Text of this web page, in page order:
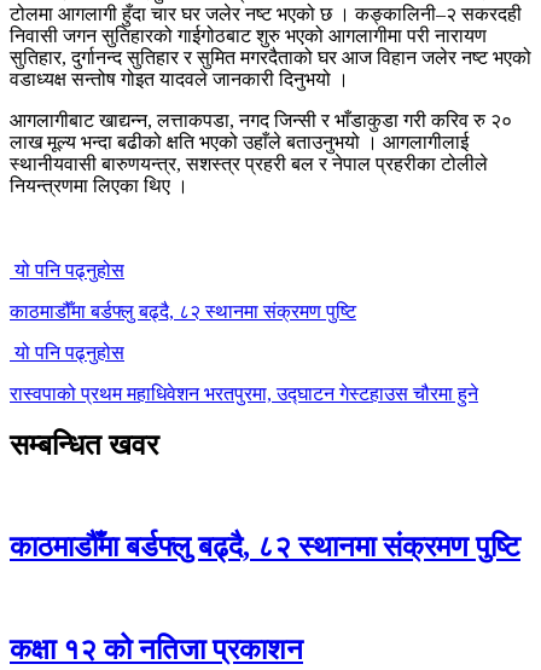
टोलमा आगलागी हुँदा चार घर जलेर नष्ट भएको छ । कङ्कालिनी–२ सकरदही
निवासी जगन सुतिहारको गाईगोठबाट शुरु भएको आगलागीमा परी नारायण
सुतिहार, दुर्गानन्द सुतिहार र सुमित मगरदैताको घर आज विहान जलेर नष्ट भएको
वडाध्यक्ष सन्तोष गोइत यादवले जानकारी दिनुभयो ।
आगलागीबाट खाद्यन्न, लत्ताकपडा, नगद जिन्सी र भाँडाकुडा गरी करिव रु २०
लाख मूल्य भन्दा बढीको क्षति भएको उहाँले बताउनुभयो । आगलागीलाई
स्थानीयवासी बारुणयन्त्र, सशस्त्र प्रहरी बल र नेपाल प्रहरीका टोलीले
नियन्त्रणमा लिएका थिए ।
यो पनि पढ्नुहोस
काठमाडौँमा बर्डफ्लु बढ्दै, ८२ स्थानमा संक्रमण पुष्टि
यो पनि पढ्नुहोस
रास्वपाको प्रथम महाधिवेशन भरतपुरमा, उद्घाटन गेस्टहाउस चौरमा हुने
सम्बन्धित खवर
काठमाडौँमा बर्डफ्लु बढ्दै, ८२ स्थानमा संक्रमण पुष्टि
कक्षा १२ को नतिजा प्रकाशन